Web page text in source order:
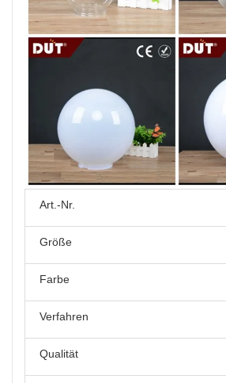
Art.-Nr.
Größe
Farbe
Verfahren
Qualität